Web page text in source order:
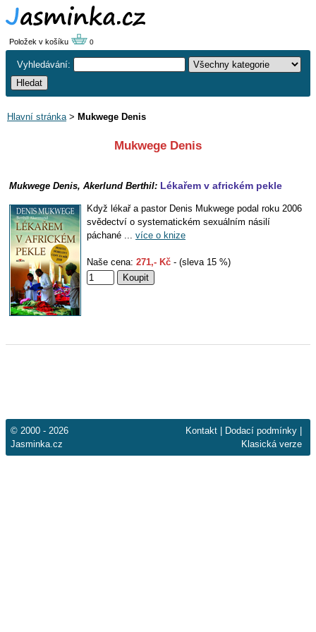
Položek v košíku 0
Vyhledávání:
Hlavní stránka> Mukwege Denis
Mukwege Denis
Mukwege Denis, Akerlund Berthil: Lékařem v africkém pekle
Když lékař a pastor Denis Mukwege podal roku 2006
svědectví o systematickém sexuálním násilí
páchané ... více o knize
Naše cena: 271,- Kč - (sleva 15 %)
© 2000 - 2026
Jasminka.cz
Kontakt Dodací podmínky